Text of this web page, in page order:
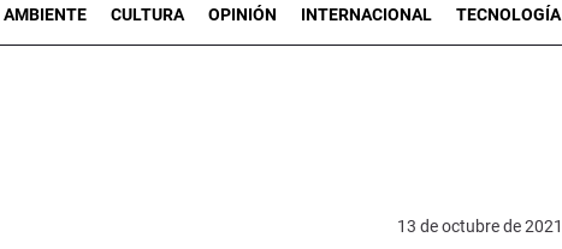
AMBIENTE CULTURA OPINIÓN INTERNACIONAL TECNOLOGÍA
13 de octubre de 2021